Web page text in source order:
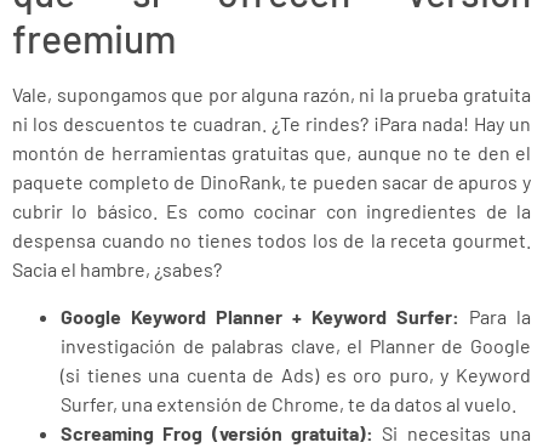
freemium
Vale, supongamos que por alguna razón, ni la prueba gratuita
ni los descuentos te cuadran. ¿Te rindes? ¡Para nada! Hay un
montón de herramientas gratuitas que, aunque no te den el
paquete completo de DinoRank, te pueden sacar de apuros y
cubrir lo básico. Es como cocinar con ingredientes de la
despensa cuando no tienes todos los de la receta gourmet.
Sacia el hambre, ¿sabes?
Google Keyword Planner + Keyword Surfer: Para la
investigación de palabras clave, el Planner de Google
(si tienes una cuenta de Ads) es oro puro, y Keyword
Surfer, una extensión de Chrome, te da datos al vuelo.
Screaming Frog (versión gratuita): Si necesitas una